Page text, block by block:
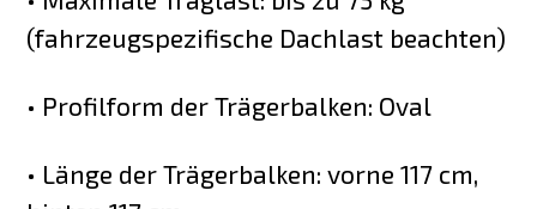
(fahrzeugspezifische Dachlast beachten)
• Profilform der Trägerbalken: Oval
• Länge der Trägerbalken: vorne 117 cm,